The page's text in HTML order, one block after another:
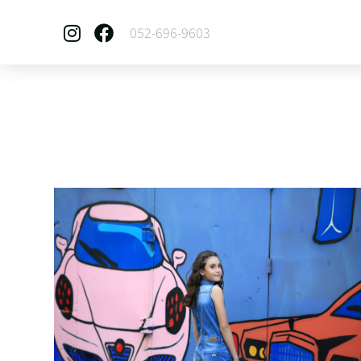
052-696-9603